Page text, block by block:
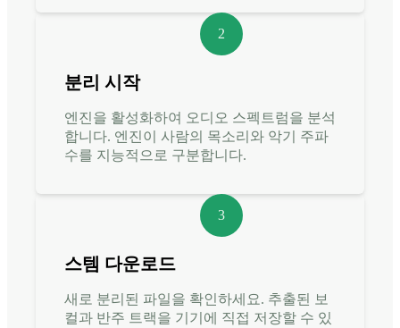
2
분리 시작
엔진을 활성화하여 오디오 스펙트럼을 분석
합니다. 엔진이 사람의 목소리와 악기 주파
수를 지능적으로 구분합니다.
3
스템 다운로드
새로 분리된 파일을 확인하세요. 추출된 보
컬과 반주 트랙을 기기에 직접 저장할 수 있